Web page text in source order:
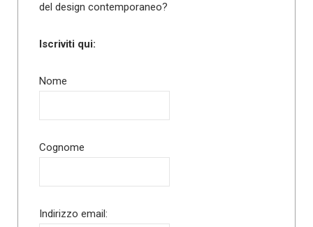
del design contemporaneo?
Iscriviti qui:
Nome
Cognome
Indirizzo email: